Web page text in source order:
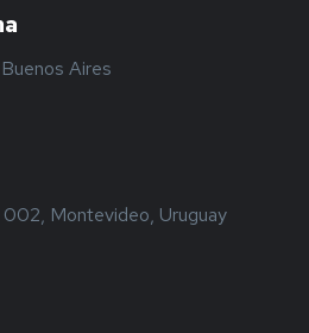
Aires
Montevideo, Uruguay